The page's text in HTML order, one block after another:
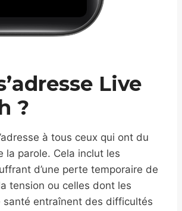
Live
?
à tous ceux qui ont du
la parole. Cela inclut les
d’une perte temporaire de
tension ou celles dont les
santé entraînent des difficultés